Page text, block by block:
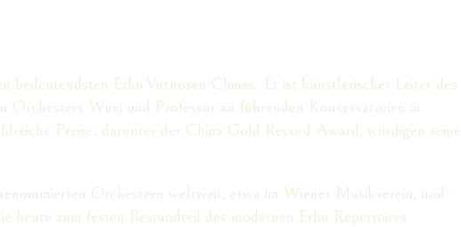
bedeutendsten Erhu-Virtuosen Chinas. Er ist künstlerischer Leiter des
Orchesters Wuxi und Professor an führenden Konservatorien in
Preise, darunter der China Gold Record Award, würdigen seine
Orchestern weltweit, etwa im Wiener Musikverein, und
heute zum festen Bestandteil des modernen Erhu-Repertoires